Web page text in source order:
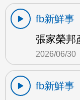
fb新鮮事
張家榮邦
2026/06/30
fb新鮮事